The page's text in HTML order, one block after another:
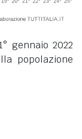
gennaio 2022
popolazione